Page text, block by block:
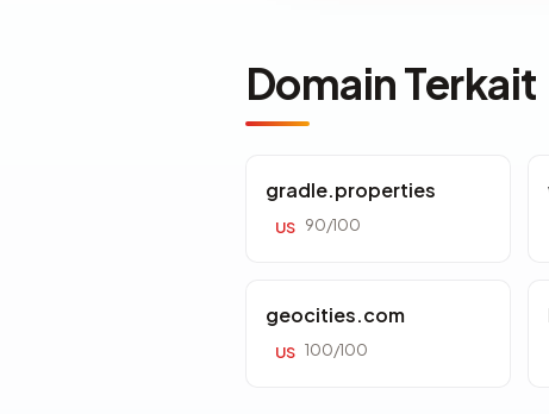
Domain Terkait
gradle.properties
US 90/100
geocities.com
US 100/100